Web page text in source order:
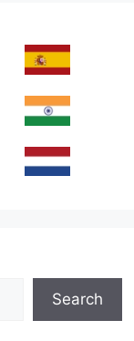
Search